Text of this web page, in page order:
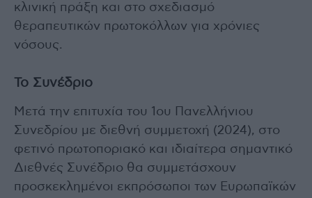
κλινική πράξη και στο σχεδιασμό
θεραπευτικών πρωτοκόλλων για χρόνιες
νόσους.
Το Συνέδριο
Μετά την επιτυχία του 1ου Πανελλήνιου
Συνεδρίου με διεθνή συμμετοχή (2024), στο
φετινό πρωτοποριακό και ιδιαίτερα σημαντικό
Διεθνές Συνέδριο θα συμμετάσχουν
προσκεκλημένοι εκπρόσωποι των Ευρωπαϊκών